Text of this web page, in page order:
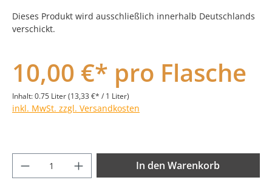
Dieses Produkt wird ausschließlich innerhalb Deutschlands
verschickt.
10,00 €* pro Flasche
Inhalt:0.75 Liter(13,33 €* / 1 Liter)
inkl. MwSt. zzgl. Versandkosten
Produkt Anzahl: Gib den gewünschten
In den Warenkorb